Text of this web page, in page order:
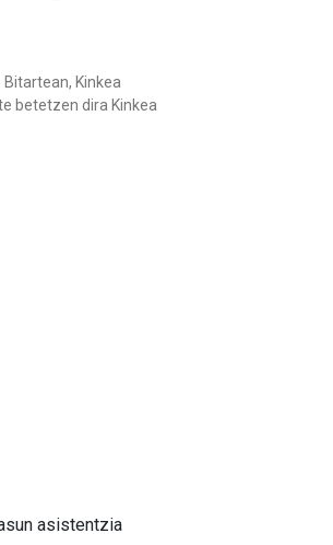
Kinkea
betetzen dira Kinkea
asistentzia